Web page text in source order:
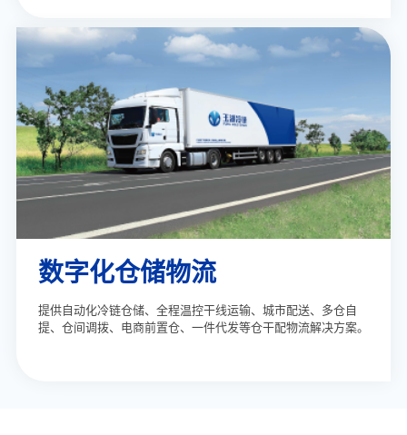
数字化仓储物流
提供自动化冷链仓储、全程温控干线运输、城市配送、多仓自
提、仓间调拨、电商前置仓、一件代发等仓干配物流解决方案。